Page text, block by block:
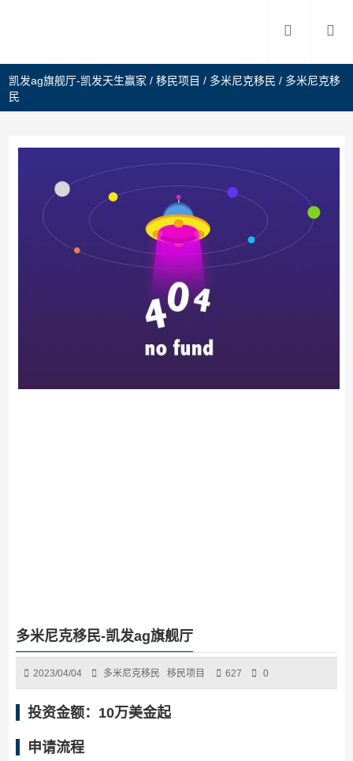
凯发ag旗舰厅-凯发天生赢家 /移民项目 / 多米尼克移民 / 多米尼克移
民
多米尼克移民-凯发ag旗舰厅
2023/04/04 多米尼克移民 移民项目 627 0
投资金额：10万美金起
申请流程